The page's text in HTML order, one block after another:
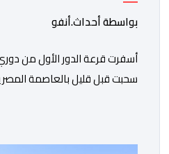
بواسطة أحداث.أنفو
أسفرت قرعة الدور الأول من
سحبت قبل قليل بالعاصمة
نهضة بركان على موعد في هذا